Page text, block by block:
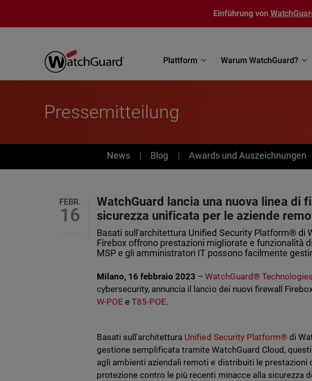
Einführung von
Plattform Warum WatchGuard?
Pressemitteilung
News
News Blog Awards und Auszeichnungen
FEBR.
16
WatchGuard lancia una nuova linea di
sicurezza unificata per le aziende
Basati sull'architettura Unified Security Platform® di
Firebox offrono prestazioni migliorate e funzionalità
MSP e gli amministratori IT possono facilmente
Milano, 16 febbraio 2023 –WatchGuard® Technologies
cybersecurity, annuncia il lancio dei nuovi firewall
W-POE eT85-POE.
Basati sull'architettura Unified Security Platform®di
gestione semplificata tramite WatchGuard Cloud,
agli ambienti aziendali remoti e distribuiti le prestazioni
protezione contro le più recenti minacce alla sicurezza